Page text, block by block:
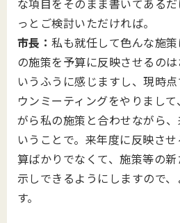
な項目をそのまま書いてある
っとご検討いただければ。
市長：私も就任して色んな施
の施策を予算に反映させるの
いうふうに感じますし、現時
ウンミーティングをやりまし
がら私の施策と合わせながら
いうことで。来年度に反映さ
算ばかりでなくて、施策等の
示しできるようにしますので
す。